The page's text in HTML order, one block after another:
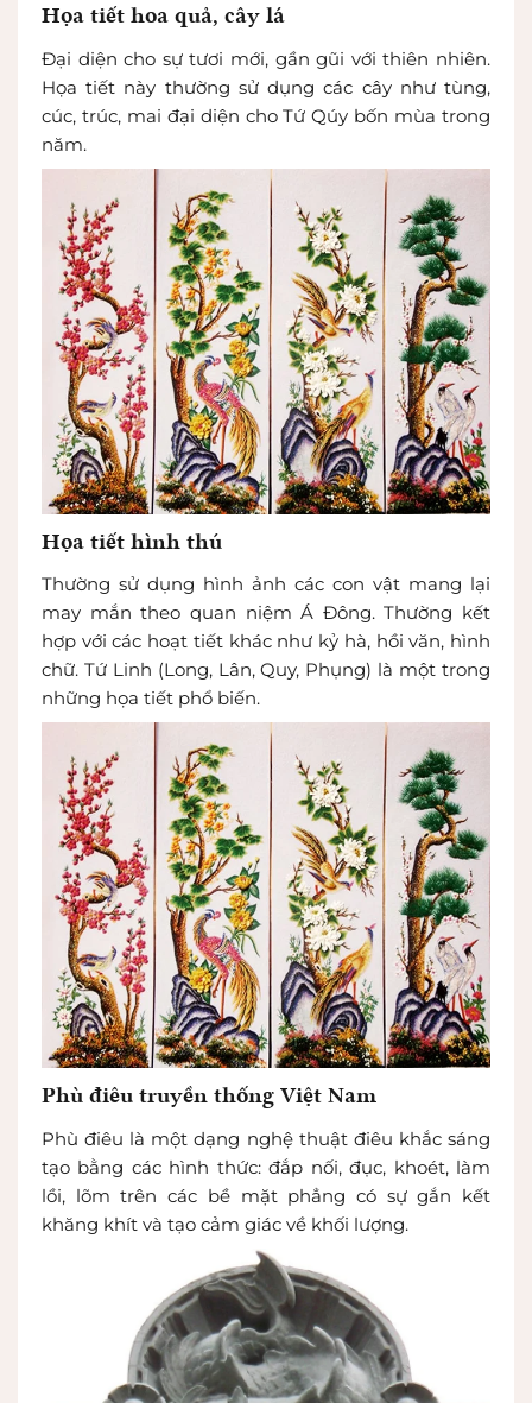
Họa tiết hoa quả, cây lá
Đại diện cho sự tươi mới, gần gũi với thiên nhiên.
Họa tiết này thường sử dụng các cây như tùng,
cúc, trúc, mai đại diện cho Tứ Qúy bốn mùa trong
năm.
Họa tiết hình thú
Thường sử dụng hình ảnh các con vật mang lại
may mắn theo quan niệm Á Đông. Thường kết
hợp với các hoạt tiết khác như kỷ hà, hồi văn, hình
chữ. Tứ Linh (Long, Lân, Quy, Phụng) là một trong
những họa tiết phổ biến.
Phù điêu truyền thống Việt Nam
Phù điêu là một dạng nghệ thuật điêu khắc sáng
tạo bằng các hình thức: đắp nối, đục, khoét, làm
lồi, lõm trên các bề mặt phẳng có sự gắn kết
khăng khít và tạo cảm giác về khối lượng.